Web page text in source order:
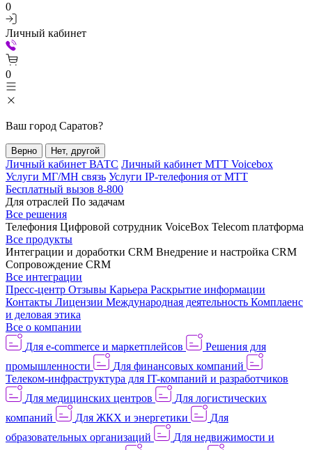
0
Личный кабинет
0
Ваш город Саратов?
Верно Нет, другой
Личный кабинет ВАТС Личный кабинет МТТ Voicebox
Услуги МГ/МН связь Услуги IP-телефония от МТТ
Бесплатный вызов 8-800
Для отраслей По задачам
Все решения
Телефония Цифровой сотрудник VoiceBox Telecom платформа
Все продукты
Интеграции и доработки CRM Внедрение и настройка CRM
Сопровождение CRM
Все интеграции
Пресс-центр Отзывы Карьера Раскрытие информации
Контакты Лицензии Международная деятельность Комплаенс
и деловая этика
Все о компании
Для e-commerce и маркетплейсов
Решения для
промышленности
Для финансовых компаний
Телеком-инфраструктура для IT-компаний и разработчиков
Для медицинских центров
Для логистических
компаний
Для ЖКХ и энергетики
Для
образовательных организаций
Для недвижимости и